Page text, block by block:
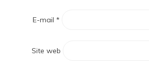
E-mail *
Site web